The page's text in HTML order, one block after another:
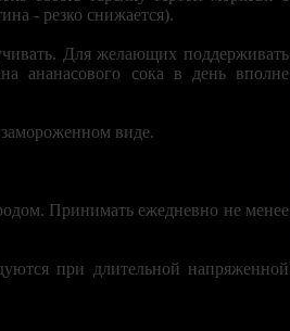
- резко снижается).
Для желающих поддерживать
ананасового сока в день вполне
виде.
Принимать ежедневно не менее
при длительной напряженной